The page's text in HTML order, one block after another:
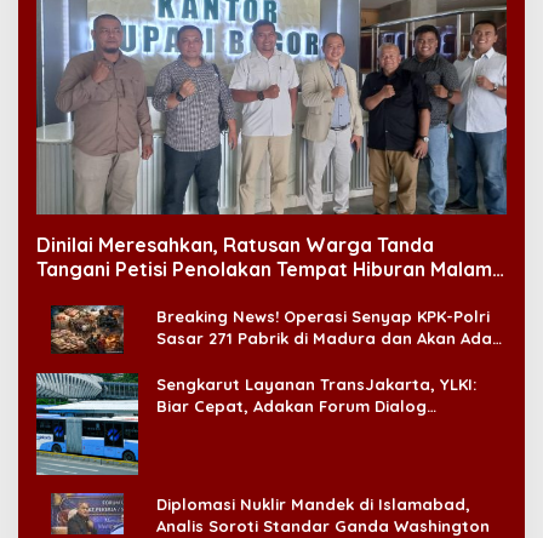
Dinilai Meresahkan, Ratusan Warga Tanda
Tangani Petisi Penolakan Tempat Hiburan Malam
Breaking News! Operasi Senyap KPK-Polri
Sasar 271 Pabrik di Madura dan Akan Ada
Sengkarut Layanan TransJakarta, YLKI:
Biar Cepat, Adakan Forum Dialog
Diplomasi Nuklir Mandek di Islamabad,
Analis Soroti Standar Ganda Washington